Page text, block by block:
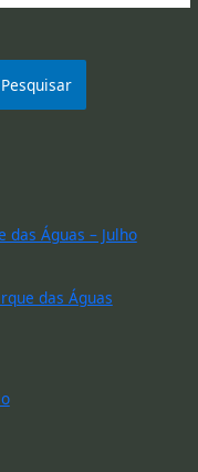
Pesquisar
das Águas – Julho
das Águas